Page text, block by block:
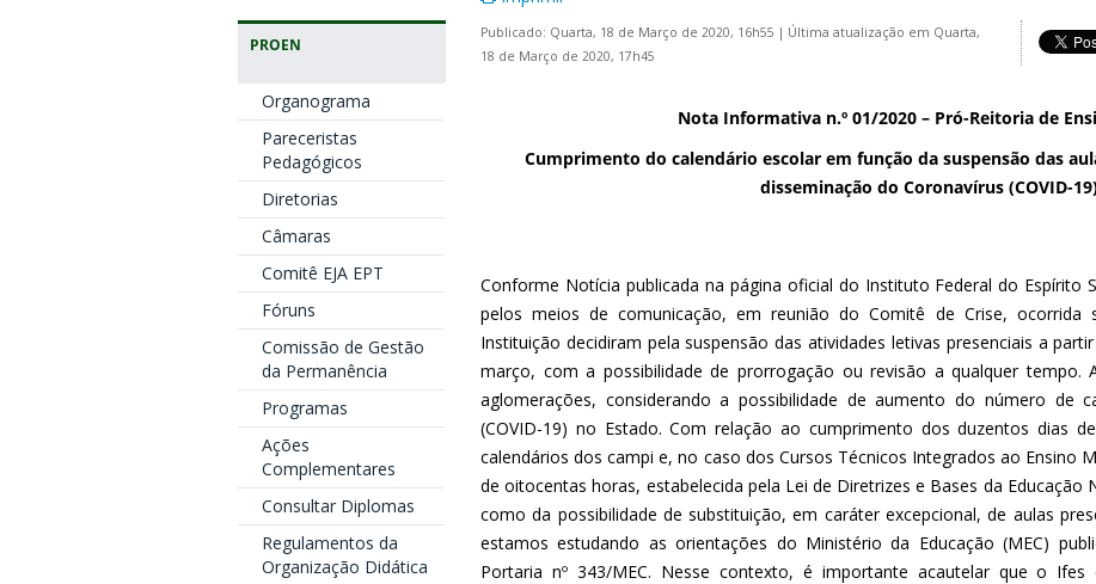
PROEN
Organograma
Pareceristas
Pedagógicos
Diretorias
Câmaras
Comitê EJA EPT
Fóruns
Comissão de Gestão
da Permanência
Programas
Ações
Complementares
Consultar Diplomas
Regulamentos da
Organização Didática
Publicado: Quarta, 18 de Março de 2020, 16h55 | Última atualização em Quarta,
18 de Março de 2020, 17h45
Nota Informativa n.º 01/2020 – Pró-Reitoria de
Cumprimento do calendário escolar em função da suspensão das
disseminação do Coronavírus (COVID-
Conforme Notícia publicada na página oficial do Instituto Federal do Espírito
pelos meios de comunicação, em reunião do Comitê de Crise, ocorrida
Instituição decidiram pela suspensão das atividades letivas presenciais a
março, com a possibilidade de prorrogação ou revisão a qualquer tempo.
aglomerações, considerando a possibilidade de aumento do número de
(COVID-19) no Estado. Com relação ao cumprimento dos duzentos dias
calendários dos campi e, no caso dos Cursos Técnicos Integrados ao Ensino
de oitocentas horas, estabelecida pela Lei de Diretrizes e Bases da Educação
como da possibilidade de substituição, em caráter excepcional, de aulas
estamos estudando as orientações do Ministério da Educação (MEC)
Portaria nº 343/MEC. Nesse contexto, é importante acautelar que o